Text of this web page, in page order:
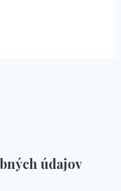
údajov